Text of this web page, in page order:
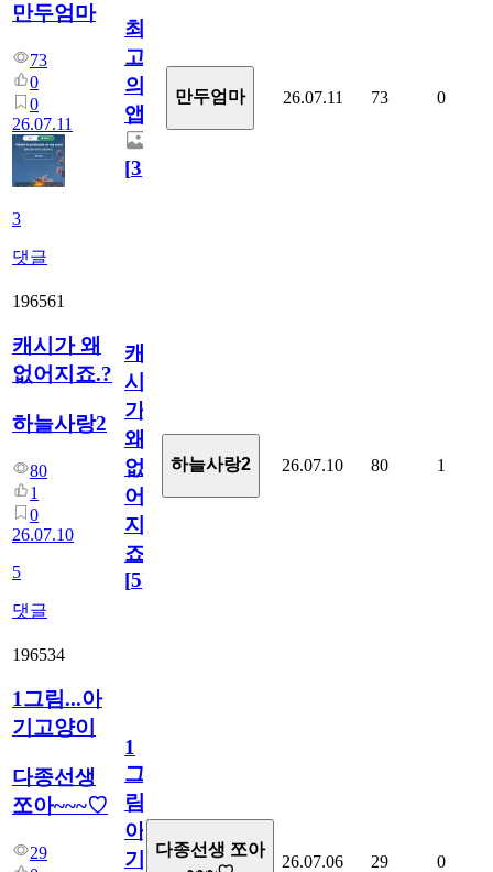
만두엄마
73
0
0
26.07.11
3
댓글
최
고
의
앱.
[3]
만두엄마 26.07.11 73 0
196561
캐시가 왜
없어지죠.?
하늘사랑2
80
1
0
26.07.10
5
댓글
캐
시
가
왜
없
어
지
죠.?
[5]
하늘사랑2 26.07.10 80 1
196534
1그림...아
기고양이
다종선생
쪼아~~~♡
29
1
그
림...
아
기
다종선생 쪼아
26.07.06 29 0